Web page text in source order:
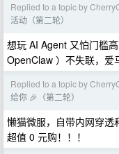
Replied to a topic by
活动（第二轮）
想玩 AI Agent 又怕门槛
OpenClaw ）不失联，爱
Replied to a topic by
给你 🎉（第二轮）
懒猫微服，自带内网穿
超值 0 元购！！！